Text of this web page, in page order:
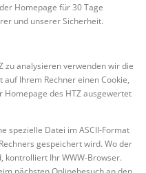
Homepage für 30 Tage
und unserer Sicherheit.
zu analysieren verwenden wir die
Ihrem Rechner einen Cookie,
des HTZ ausgewertet
spezielle Datei im ASCII-Format
gespeichert wird. Wo der
kontrolliert Ihr WWW-Browser.